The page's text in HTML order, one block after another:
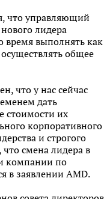
что управляющий
лидера
время выполнять как
общее
что у нас сейчас
дать
стоимости их
корпоративного
и строгого
смена лидера в
компании по
в заявлении AMD.